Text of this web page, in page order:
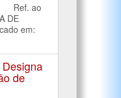
Ref. ao
DE
em:
de